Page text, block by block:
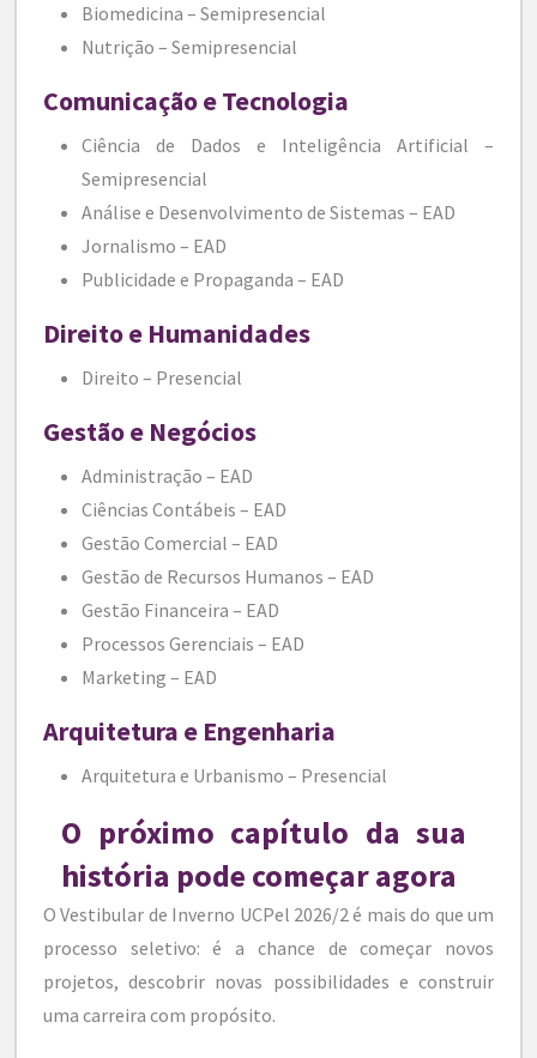
Biomedicina – Semipresencial
Nutrição – Semipresencial
Comunicação e Tecnologia
Ciência de Dados e Inteligência Artificial –
Semipresencial
Análise e Desenvolvimento de Sistemas – EAD
Jornalismo – EAD
Publicidade e Propaganda – EAD
Direito e Humanidades
Direito – Presencial
Gestão e Negócios
Administração – EAD
Ciências Contábeis – EAD
Gestão Comercial – EAD
Gestão de Recursos Humanos – EAD
Gestão Financeira – EAD
Processos Gerenciais – EAD
Marketing – EAD
Arquitetura e Engenharia
Arquitetura e Urbanismo – Presencial
O próximo capítulo da sua
história pode começar agora
O Vestibular de Inverno UCPel 2026/2 é mais do que um
processo seletivo: é a chance de começar novos
projetos, descobrir novas possibilidades e construir
uma carreira com propósito.